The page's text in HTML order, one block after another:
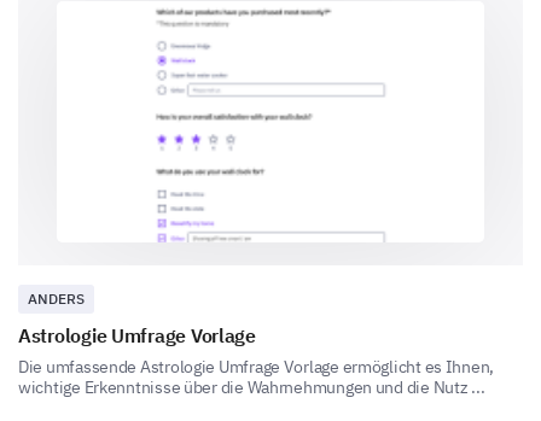
Future Brand Expectations
Your expectations and desires are important in
shaping our development plans.
Which of the following services would you like
us to offer in future
Online chat support
Personalized offers
Loyalty program
ANDERS
Astrologie Umfrage Vorlage
Die umfassende Astrologie Umfrage Vorlage ermöglicht es Ihnen,
wichtige Erkenntnisse über die Wahrnehmungen und die Nutz ...